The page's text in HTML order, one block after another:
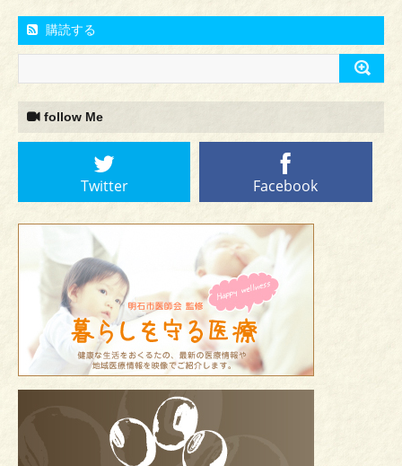
購読する
follow Me
Twitter Facebook